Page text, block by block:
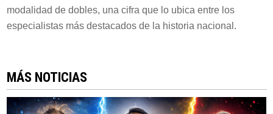
modalidad de dobles, una cifra que lo ubica entre los
especialistas más destacados de la historia nacional.
MÁS NOTICIAS